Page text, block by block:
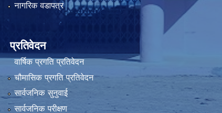
नागरिक वडापत्र
प्रतिवेदन
वार्षिक प्रगति प्रतिवेदन
चौमासिक प्रगति प्रतिवेदन
सार्वजनिक सुनुवाई
सार्वजनिक परीक्षण